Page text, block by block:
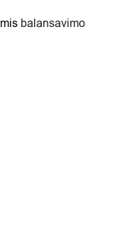
balansavimo